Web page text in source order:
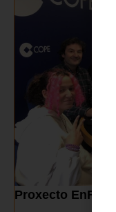
Proxecto